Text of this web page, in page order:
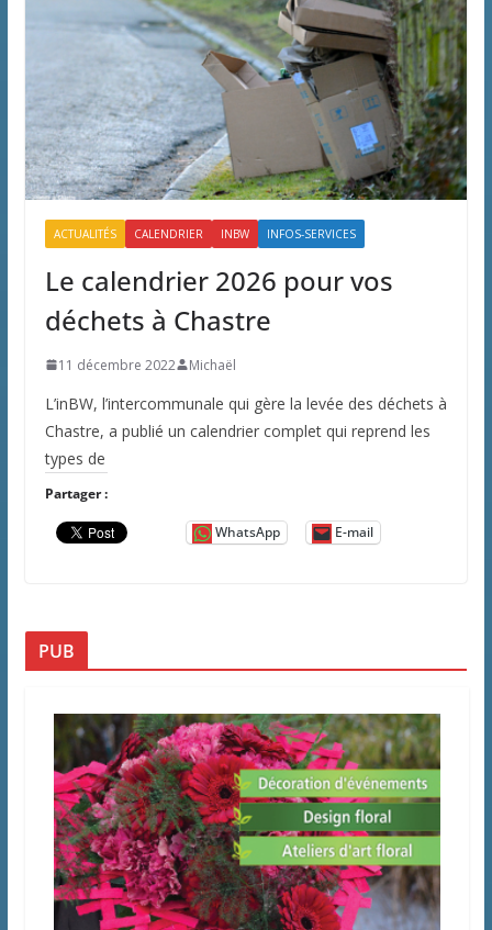
ACTUALITÉS CALENDRIER INBW INFOS-SERVICES
Le calendrier 2026 pour vos
déchets à Chastre
11 décembre 2022 Michaël
L’inBW, l’intercommunale qui gère la levée des déchets à
Chastre, a publié un calendrier complet qui reprend les
types de
Partager :
WhatsApp E-mail
PUB